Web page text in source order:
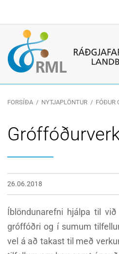
FORSÍÐA / NYTJAPLÖNTUR / FÓÐUR
26.06.2018
Íblöndunarefni hjálpa til
gróffóðri og í sumum
vel á að takast til með